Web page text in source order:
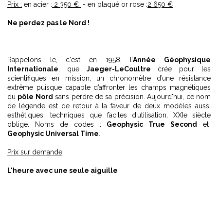
Prix : en acier : 2 350 € - en plaqué or rose :2 650 €
Ne perdez pas le Nord !
Rappelons le, c'est en 1958, l’Année Géophysique
Internationale , que Jaeger-LeCoultre crée pour les
scientifiques en mission, un chronomètre d’une résistance
extrême puisque capable d’affronter les champs magnétiques
du pôle Nord sans perdre de sa précision. Aujourd'hui, ce nom
de légende est de retour à la faveur de deux modèles aussi
esthétiques, techniques que faciles d’utilisation, XXIe siècle
oblige. Noms de codes : Geophysic True Second
et
Geophysic Universal Time
Prix sur demande
L'heure avec une seule aiguille